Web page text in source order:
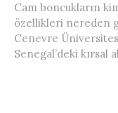
Cam boncukların
özellikleri nereden
Cenevre
Senegal’deki kırsal